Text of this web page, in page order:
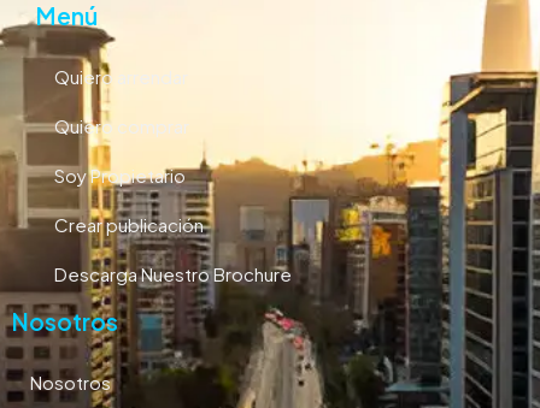
Menú
Quiero arrendar
Quiero comprar
Soy Propietario
Crear publicación
Descarga Nuestro Brochure
Nosotros
Nosotros